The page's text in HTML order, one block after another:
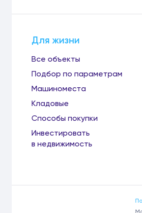
Для жизни
Все объекты
Подбор по параметрам
Машиноместа
Кладовые
Способы покупки
Инвестировать
в недвижимость